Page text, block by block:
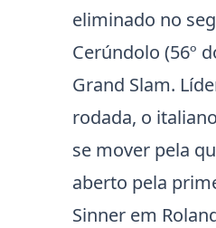
eliminado no
Cerúndolo (56º
Grand Slam.
rodada, o
se mover pela
aberto pela
Sinner em